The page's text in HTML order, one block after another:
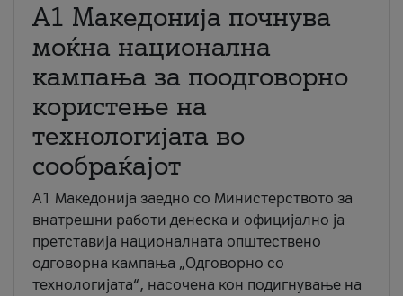
A1 Македонија почнува
моќна национална
кампања за поодговорно
користење на
технологијата во
сообраќајот
A1 Македонија заедно со Министерството за
внатрешни работи денеска и официјално ја
претставија националната општествено
одговорна кампања „Одговорно со
технологијата“, насочена кон подигнување на